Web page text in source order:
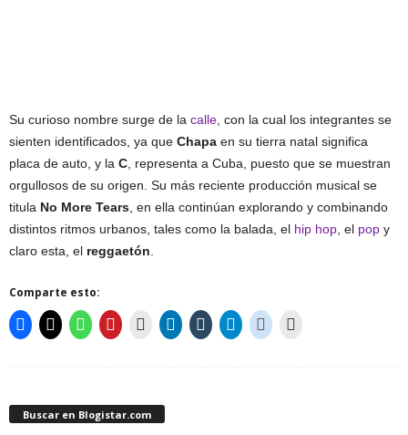
Su curioso nombre surge de la calle , con la cual los integrantes se
sienten identificados, ya que Chapa en su tierra natal significa
placa de auto, y la C , representa a Cuba, puesto que se muestran
orgullosos de su origen. Su más reciente producción musical se
titula No More Tears , en ella continúan explorando y combinando
distintos ritmos urbanos, tales como la balada, el hip hop , el pop y
claro esta, el reggaetón
Comparte esto:
Buscar en Blogistar.com